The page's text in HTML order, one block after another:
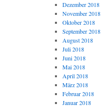
Dezember 2018
November 2018
Oktober 2018
September 2018
August 2018
Juli 2018
Juni 2018
Mai 2018
April 2018
März 2018
Februar 2018
Januar 2018